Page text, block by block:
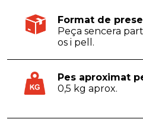
Format de
Peça sencera
os i pell.
Pes aproximat
0,5 kg aprox.